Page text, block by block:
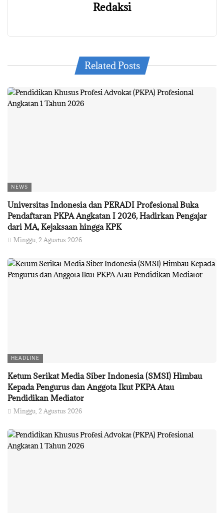
Redaksi
Related Posts
NEWS
Universitas Indonesia dan PERADI Profesional Buka
Pendaftaran PKPA Angkatan I 2026, Hadirkan Pengajar
dari MA, Kejaksaan hingga KPK
Minggu, 2 Agustus 2026
HEADLINE
Ketum Serikat Media Siber Indonesia (SMSI) Himbau
Kepada Pengurus dan Anggota Ikut PKPA Atau
Pendidikan Mediator
Minggu, 2 Agustus 2026